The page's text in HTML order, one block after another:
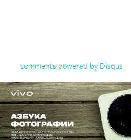
comments powered by Disqus